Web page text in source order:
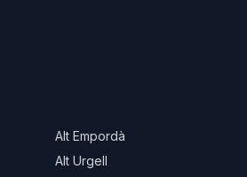
Alt Empordà
Alt Urgell